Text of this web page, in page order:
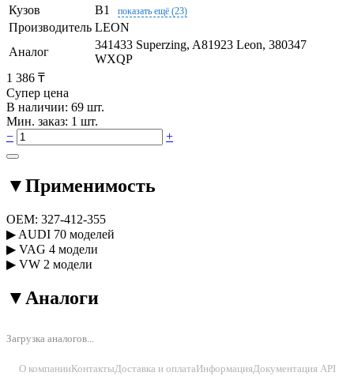
Кузов B1 показать ещё (23)
Производитель LEON
Аналог
341433 Superzing, A81923 Leon, 380347
WXQP
1 386 ₸
Супер цена
В наличии: 69 шт.
Мин. заказ: 1 шт.
−
+
▼Применимость
OEM: 327-412-355
▶ AUDI 70 моделей
▶ VAG 4 модели
▶ VW 2 модели
▼ Аналоги
Загрузка аналогов...
О компанииКонтактыДоставка и оплатаИнформацияДокументация API